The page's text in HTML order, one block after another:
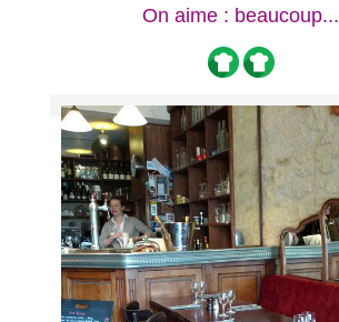
On aime : beaucoup...